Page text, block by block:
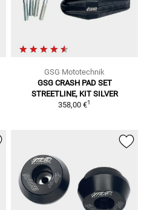
GSG Mototechnik
GSG CRASH PAD SET
STREETLINE, KIT SILVER
358,00 €1